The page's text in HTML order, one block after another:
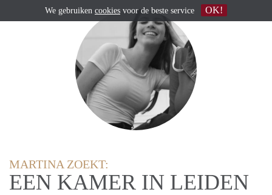
MARTINA ZOEKT:
EEN KAMER IN LEIDEN
We gebruiken cookies voor de beste service OK!